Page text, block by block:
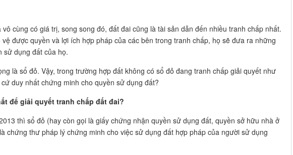
cùng có giá trị, song song đó, đất đai cũng là tài sản dẫn đến nhiều tranh chấp nhất.
được quyền và lợi ích hợp pháp của các bên trong tranh chấp, họ sẽ đưa ra những
sử dụng đất của họ.
là sổ đỏ. Vậy, trong trường hợp đất không có sổ đỏ đang tranh chấp giải quyết như
duy nhất chứng minh cho quyền sử dụng đất?
để giải quyết tranh chấp đất đai?
thì sổ đỏ (hay còn gọi là giấy chứng nhận quyền sử dụng đất, quyền sở hữu nhà ở
chứng thư pháp lý chứng minh cho việc sử dụng đất hợp pháp của người sử dụng